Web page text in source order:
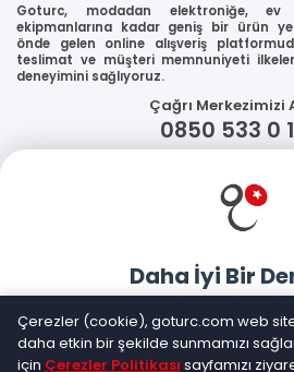
Goturc, modadan elektroniğe, ev
ekipmanlarına kadar geniş bir ürün
önde gelen online alışveriş
teslimat ve müşteri memnuniyeti
deneyimini sağlıyoruz.
Çağrı Merkezimizi
0850 533 0
Güvenliğiniz
Sosyal
Daha İyi Bir
Goturc mobil uygulamasıyla daha
yapın
Çerezler (cookie), goturc.com web
daha etkin bir şekilde sunmamızı
için Çerezler Politikası sayfamızı